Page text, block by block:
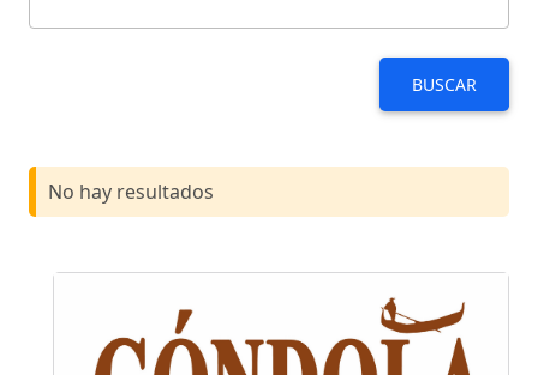
BUSCAR
No hay resultados